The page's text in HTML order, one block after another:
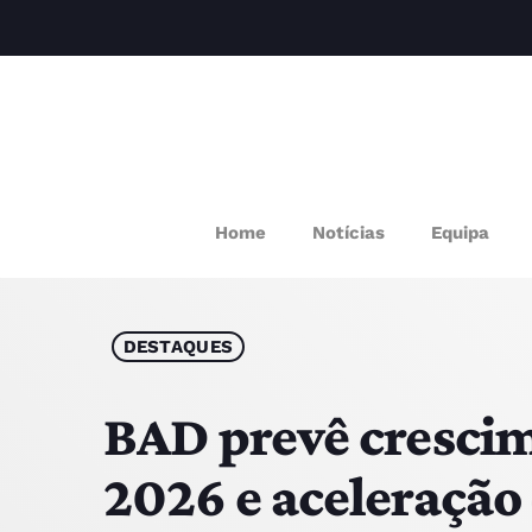
Home Notícias Equipa
DESTAQUES
BAD prevê
2026 e